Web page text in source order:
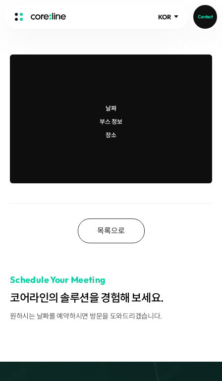
KOR Contact
aview Modeler
aview Pseudonymization Server
Notice
REQUEST A DEMO
날짜
부스 정보
장소
목록으로
Schedule Your Meeting
코어라인의 솔루션을 경험해 보세요.
원하시는 날짜를 예약하시면 방문을 도와드리겠습니다.